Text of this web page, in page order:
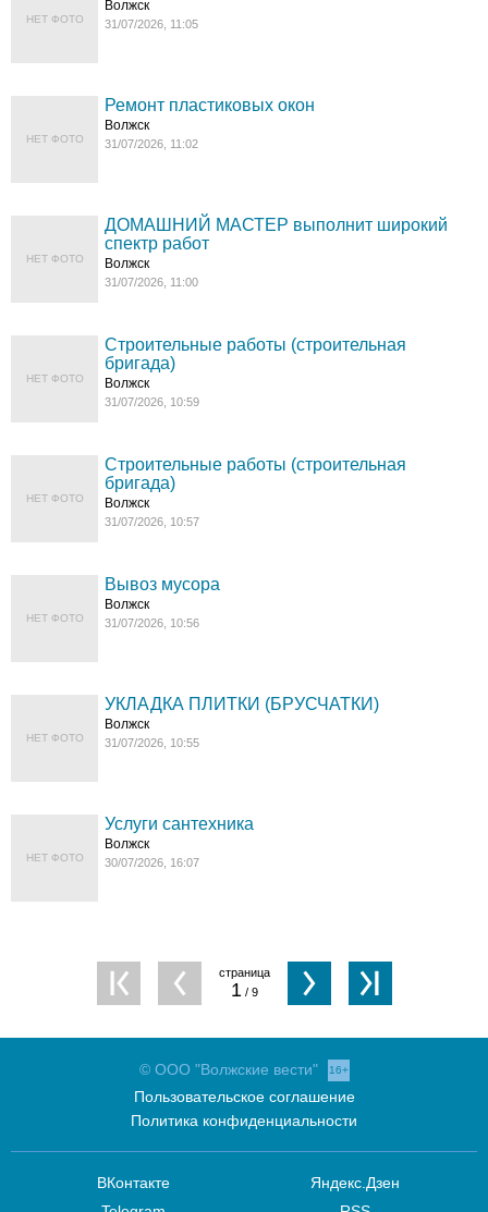
НЕТ ФОТО
Волжск
31/07/2026, 11:05
НЕТ ФОТО
Ремонт пластиковых окон
Волжск
31/07/2026, 11:02
НЕТ ФОТО
ДОМАШНИЙ МАСТЕР выполнит широкий
спектр работ
Волжск
31/07/2026, 11:00
НЕТ ФОТО
Строительные работы (строительная
бригада)
Волжск
31/07/2026, 10:59
НЕТ ФОТО
Строительные работы (строительная
бригада)
Волжск
31/07/2026, 10:57
НЕТ ФОТО
Вывоз мусора
Волжск
31/07/2026, 10:56
НЕТ ФОТО
УКЛАДКА ПЛИТКИ (БРУСЧАТКИ)
Волжск
31/07/2026, 10:55
НЕТ ФОТО
Услуги сантехника
Волжск
30/07/2026, 16:07
1 / 9
© ООО "Волжские вести" 16+
Пользовательское соглашение
Политика конфиденциальности
ВКонтакте
Яндекс.Дзен